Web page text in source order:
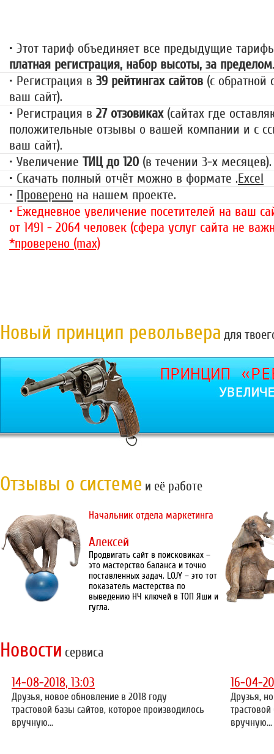
• Этот тариф объединяет все предыдущие
платная регистрация, набор высоты, за пределом.
• Регистрация в 39 рейтингах сайтов (с обратной
ваш сайт).
• Регистрация в 27 отзовиках(сайтах где
положительные отзывы о вашей компании и с
ваш сайт).
• Увеличение ТИЦ до 120 (в течении 3-х месяцев).
• Скачать полный отчёт можно в формате .Excel
• Проверено на нашем проекте.
• Ежедневное увеличение посетителей на ваш
от 1491 - 2064 человек (сфера услуг сайта не
*проверено (max)
Новый принцип револьвера для
Отзывы о системе и её работе
Начальник отдела маркетинга
Алексей
Продвигать сайт в поисковиках –
это мастерство баланса и точно
поставленных задач. LOJY – это тот
показатель мастерства по
выведению НЧ ключей в ТОП Яши и
гугла.
Новости сервиса
14-08-2018, 13:03
Друзья, новое обновление в 2018 году
трастовой базы сайтов, которое производилось
вручную...
16-04-
Друзья,
вручную...